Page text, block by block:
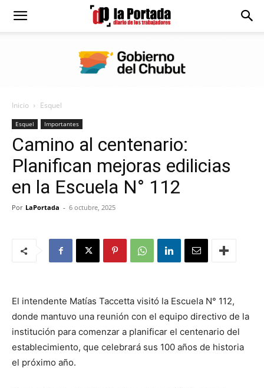
Diario
Portada
Inicio Esquel
Esquel Importantes
Camino al centenario:
Planifican mejoras edilicias
en la Escuela N° 112
Por LaPortada - 6 octubre, 2025
El intendente Matías Taccetta visitó la Escuela N° 112,
donde mantuvo una reunión con el equipo directivo de la
institución para comenzar a planificar el centenario del
establecimiento, que celebrará sus 100 años de historia
el próximo año.